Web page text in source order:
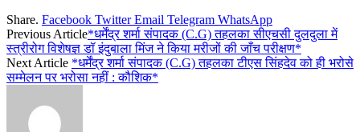
Share. Facebook Twitter Email Telegram WhatsApp
Previous Article*धर्मेंद्र शर्मा संपादक (C.G) तहलका सीएचसी दुलदुला में
स्त्रीरोग विशेषज्ञ डॉ इंदुबाला मिंज ने किया मरीजों की जाँच परीक्षण*
Next Article *धर्मेंद्र शर्मा संपादक (C.G) तहलका टीएस सिंहदेव को ही भरोसे
सम्मेलन पर भरोसा नहीं : कौशिक*